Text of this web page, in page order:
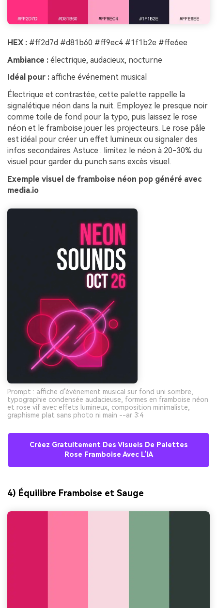
HEX : #ff2d7d #d81b60 #ff9ec4 #1f1b2e #ffe6ee
Ambiance : électrique, audacieux, nocturne
Idéal pour : affiche événement musical
Électrique et contrastée, cette palette rappelle la
signalétique néon dans la nuit. Employez le presque noir
comme toile de fond pour la typo, puis laissez le rose
néon et le framboise jouer les projecteurs. Le rose pâle
est idéal pour créer un effet lumineux ou signaler des
infos secondaires. Astuce : limitez le néon à 20-30% du
visuel pour garder du punch sans excès visuel.
Exemple visuel de framboise néon pop généré avec
media.io
Prompt : affiche d’événement musical sur fond uni sombre,
typographie condensée audacieuse, formes en framboise néon
et rose vif avec effets lumineux, composition minimaliste,
graphisme plat sans photo ni main --ar 3:4
Créez Gratuitement Des Visuels De Palettes
Rose Framboise Avec L’IA
4) Équilibre Framboise et Sauge